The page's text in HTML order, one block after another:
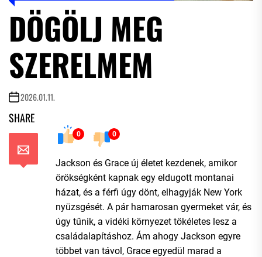
DÖGÖLJ MEG
SZERELMEM
2026.01.11.
SHARE
0 0
Jackson és Grace új életet kezdenek, amikor
örökségként kapnak egy eldugott montanai
házat, és a férfi úgy dönt, elhagyják New York
nyüzsgését. A pár hamarosan gyermeket vár, és
úgy tűnik, a vidéki környezet tökéletes lesz a
családalapításhoz. Ám ahogy Jackson egyre
többet van távol, Grace egyedül marad a